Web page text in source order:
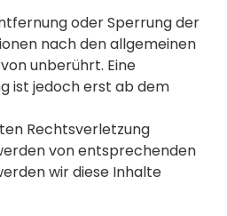
oder Sperrung der
nach den allgemeinen
unberührt. Eine
ist jedoch erst ab dem
Rechtsverletzung
von entsprechenden
wir diese Inhalte